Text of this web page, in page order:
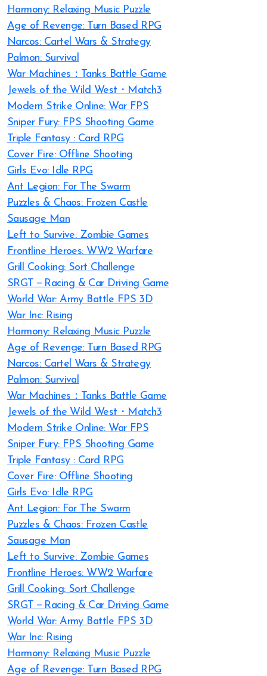
Harmony: Relaxing Music Puzzle
Age of Revenge: Turn Based RPG
Narcos: Cartel Wars & Strategy
Palmon: Survival
War Machines：Tanks Battle Game
Jewels of the Wild West・Match3
Modern Strike Online: War FPS
Sniper Fury: FPS Shooting Game
Triple Fantasy : Card RPG
Cover Fire: Offline Shooting
Girls Evo: Idle RPG
Ant Legion: For The Swarm
Puzzles & Chaos: Frozen Castle
Sausage Man
Left to Survive: Zombie Games
Frontline Heroes: WW2 Warfare
Grill Cooking: Sort Challenge
SRGT－Racing & Car Driving Game
World War: Army Battle FPS 3D
War Inc: Rising
Harmony: Relaxing Music Puzzle
Age of Revenge: Turn Based RPG
Narcos: Cartel Wars & Strategy
Palmon: Survival
War Machines：Tanks Battle Game
Jewels of the Wild West・Match3
Modern Strike Online: War FPS
Sniper Fury: FPS Shooting Game
Triple Fantasy : Card RPG
Cover Fire: Offline Shooting
Girls Evo: Idle RPG
Ant Legion: For The Swarm
Puzzles & Chaos: Frozen Castle
Sausage Man
Left to Survive: Zombie Games
Frontline Heroes: WW2 Warfare
Grill Cooking: Sort Challenge
SRGT－Racing & Car Driving Game
World War: Army Battle FPS 3D
War Inc: Rising
Harmony: Relaxing Music Puzzle
Age of Revenge: Turn Based RPG